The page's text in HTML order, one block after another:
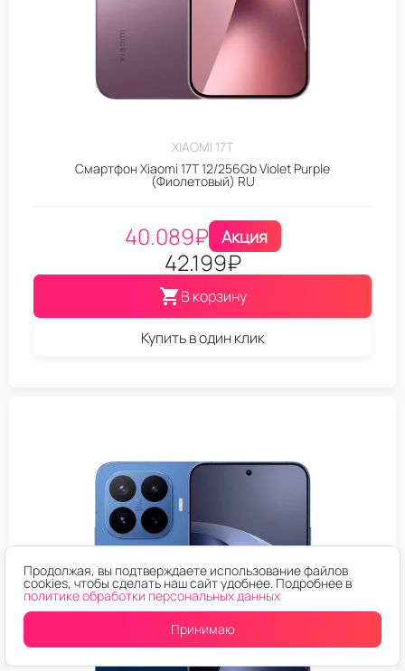
XIAOMI 17T
Смартфон Xiaomi 17T 12/256Gb Violet Purple
(Фиолетовый) RU
40.089₽ Акция
42.199₽
В корзину
Купить в один клик
Продолжая, вы подтверждаете использование файлов
cookies, чтобы сделать наш сайт удобнее. Подробнее в
политике обработки персональных данных
Принимаю